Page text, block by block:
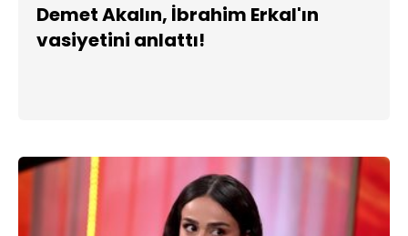
Demet Akalın, İbrahim Erkal'ın
vasiyetini anlattı!